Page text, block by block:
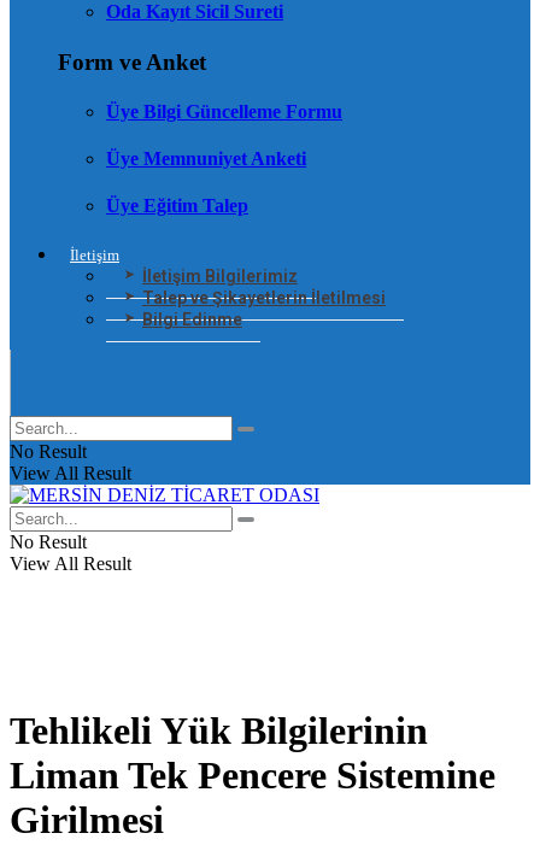
Oda Kayıt Sicil Sureti
Form ve Anket
Üye Bilgi Güncelleme Formu
Üye Memnuniyet Anketi
Üye Eğitim Talep
İletişim
İletişim Bilgilerimiz
Talep ve Şikayetlerin İletilmesi
Bilgi Edinme
No Result
View All Result
No Result
View All Result
Tehlikeli Yük Bilgilerinin
Liman Tek Pencere Sistemine
Girilmesi